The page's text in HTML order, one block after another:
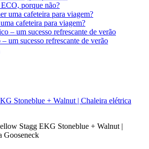
porque não?
cafeteira para viagem?
um sucesso refrescante de verão
Stoneblue + Walnut | Chaleira elétrica